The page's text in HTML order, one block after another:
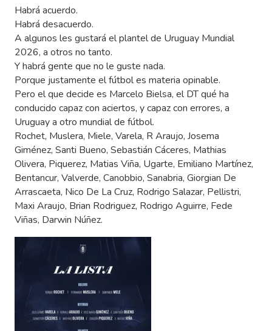
Habrá acuerdo.
Habrá desacuerdo.
A algunos les gustará el plantel de Uruguay Mundial
2026, a otros no tanto.
Y habrá gente que no le guste nada.
Porque justamente el fútbol es materia opinable.
Pero el que decide es Marcelo Bielsa, el DT qué ha
conducido capaz con aciertos, y capaz con errores, a
Uruguay a otro mundial de fútbol.
Rochet, Muslera, Miele, Varela, R Araujo, Josema
Giménez, Santi Bueno, Sebastián Cáceres, Mathias
Olivera, Piquerez, Matias Viña, Ugarte, Emiliano Martínez,
Bentancur, Valverde, Canobbio, Sanabria, Giorgian De
Arrascaeta, Nico De La Cruz, Rodrigo Salazar, Pellistri,
Maxi Araujo, Brian Rodriguez, Rodrigo Aguirre, Fede
Viñas, Darwin Núñez.